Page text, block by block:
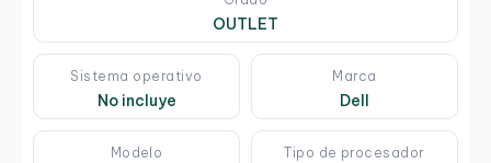
OUTLET
Sistema operativo
No incluye
Marca
Dell
Modelo Tipo de procesador